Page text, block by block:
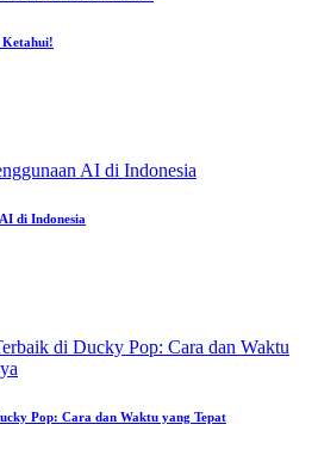
Ketahui!
di Indonesia
Pop: Cara dan Waktu yang Tepat